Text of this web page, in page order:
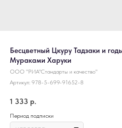
Бесцветный Цкуру Тадзаки и
Мураками Харуки
ООО "РИА"Стандарты и качество"
Артикул: 978-5-699-91652-8
1 333 р.
Период подписки